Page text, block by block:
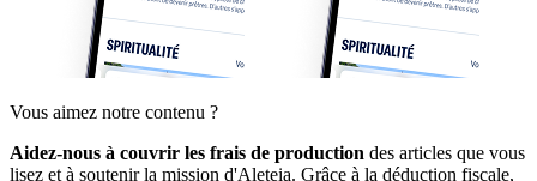
Vous aimez notre contenu ?
Aidez-nous à couvrir les frais de production des articles que vous
lisez et à soutenir la mission d'Aleteia. Grâce à la déduction fiscale,